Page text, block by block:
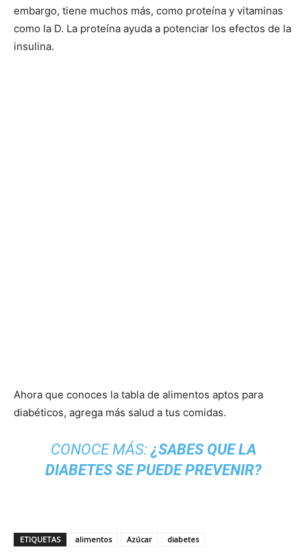
embargo, tiene muchos más, como proteína y vitaminas
como la D. La proteína ayuda a potenciar los efectos de la
insulina.
Ahora que conoces la tabla de alimentos aptos para
diabéticos, agrega más salud a tus comidas.
CONOCE MÁS: ¿SABES QUE LA
DIABETES SE PUEDE PREVENIR?
ETIQUETAS alimentos Azúcar diabetes